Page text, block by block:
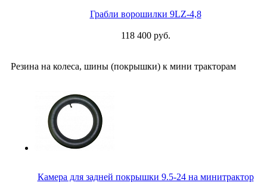
Грабли ворошилки 9LZ-4,8
118 400 руб.
Резина на колеса, шины (покрышки) к мини тракторам
Камера для задней покрышки 9.5-24 на минитрактор